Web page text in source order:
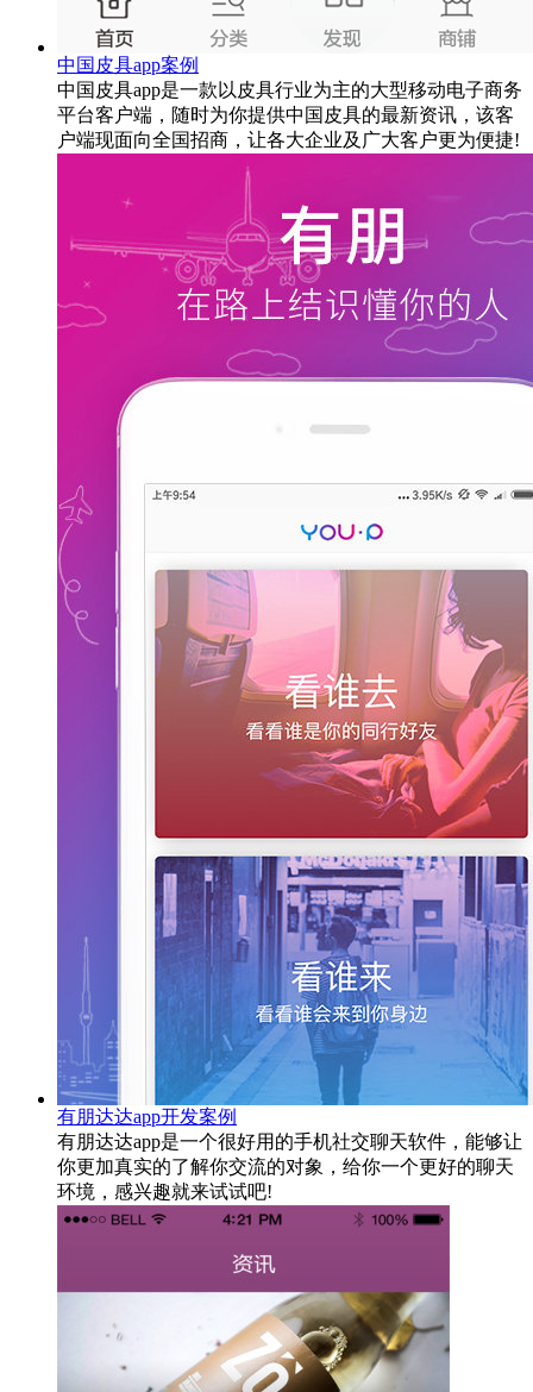
中国皮具app案例
中国皮具app是一款以皮具行业为主的大型移动电子商务
平台客户端，随时为你提供中国皮具的最新资讯，该客
户端现面向全国招商，让各大企业及广大客户更为便捷!
有朋达达app开发案例
有朋达达app是一个很好用的手机社交聊天软件，能够让
你更加真实的了解你交流的对象，给你一个更好的聊天
环境，感兴趣就来试试吧!